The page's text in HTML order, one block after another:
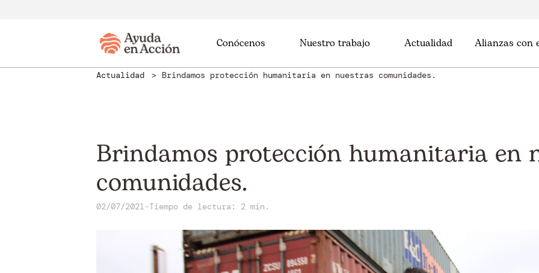
Conócenos Nuestro trabajo Actualidad Alianzas con
Actualidad Brindamos protección humanitaria en nuestras comunidades.
Brindamos protección humanitaria en
comunidades.
02/07/2021-Tiempo de lectura: 2 min.